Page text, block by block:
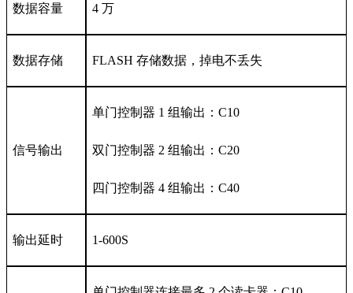
数据容量 4 万
数据存储 FLASH 存储数据，掉电不丢失
信号输出
单门控制器 1 组输出：C10
双门控制器 2 组输出：C20
四门控制器 4 组输出：C40
输出延时 1-600S